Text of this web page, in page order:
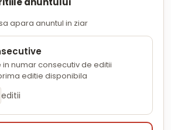
apara anuntul in ziar
in numar consecutiv de editii
editie disponibila
editii